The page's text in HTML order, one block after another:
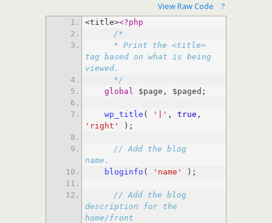
View Raw Code ?
<title><?php
* Print the <title>
tag based on what is being
*/
global
wp_title ( '|' , true
'right'
// Add the blog
name.
bloginfo ( 'name'
// Add the blog
description for the
home/front